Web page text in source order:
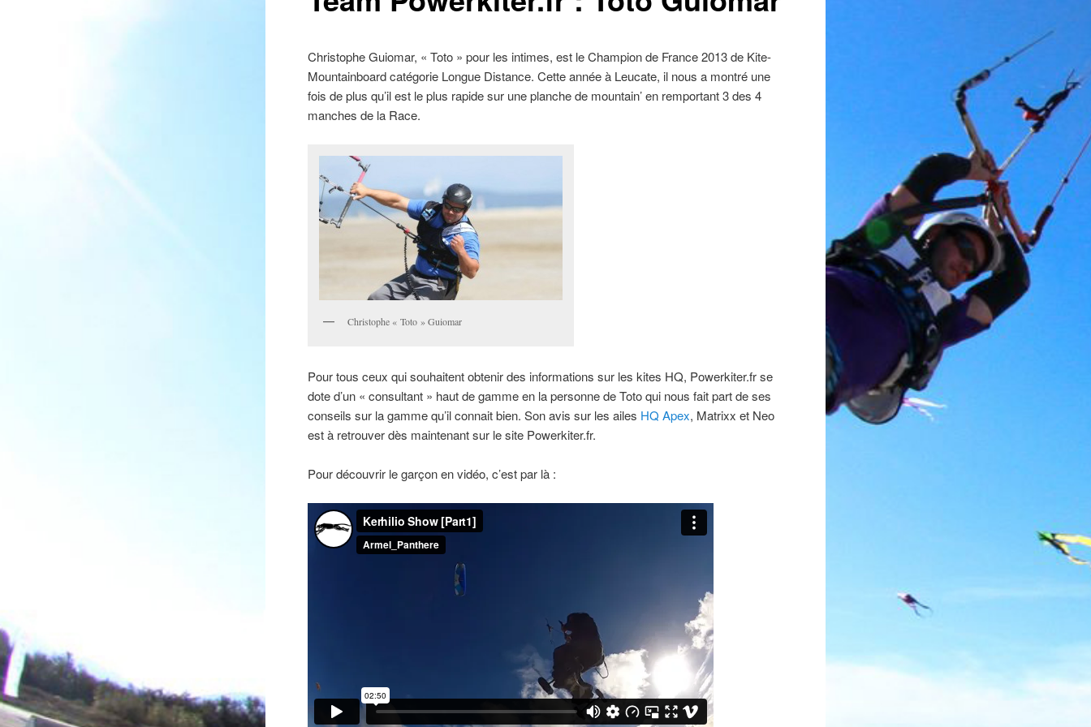
Christophe Guiomar, « Toto » pour les intimes, est le Champion de France 2013 de Kite-
Mountainboard catégorie Longue Distance. Cette année à Leucate, il nous a montré une
fois de plus qu’il est le plus rapide sur une planche de mountain’ en remportant 3 des 4
manches de la Race.
Christophe « Toto » Guiomar
Pour tous ceux qui souhaitent obtenir des informations sur les kites HQ, Powerkiter.fr se
dote d’un « consultant » haut de gamme en la personne de Toto qui nous fait part de ses
conseils sur la gamme qu’il connait bien. Son avis sur les ailes HQ Apex, Matrixx et Neo
est à retrouver dès maintenant sur le site Powerkiter.fr.
Pour découvrir le garçon en vidéo, c’est par là :